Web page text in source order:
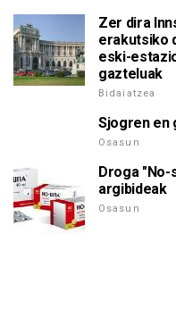
Zer dira
erakutsiko
eski-
gazteluak
Bidaiatzea
Sjogren en
Osasun
Droga "No-
argibideak
Osasun